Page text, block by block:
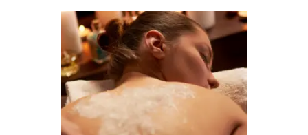
75€
à
170€